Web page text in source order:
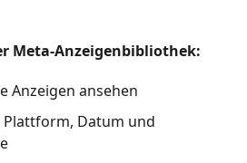
Meta-Anzeigenbibliothek:
Anzeigen ansehen
Plattform, Datum und